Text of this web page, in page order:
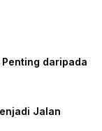
daripada
Jalan